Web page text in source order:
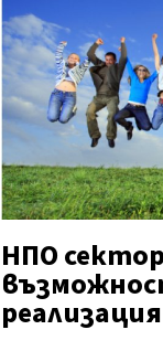
НПО
реализация